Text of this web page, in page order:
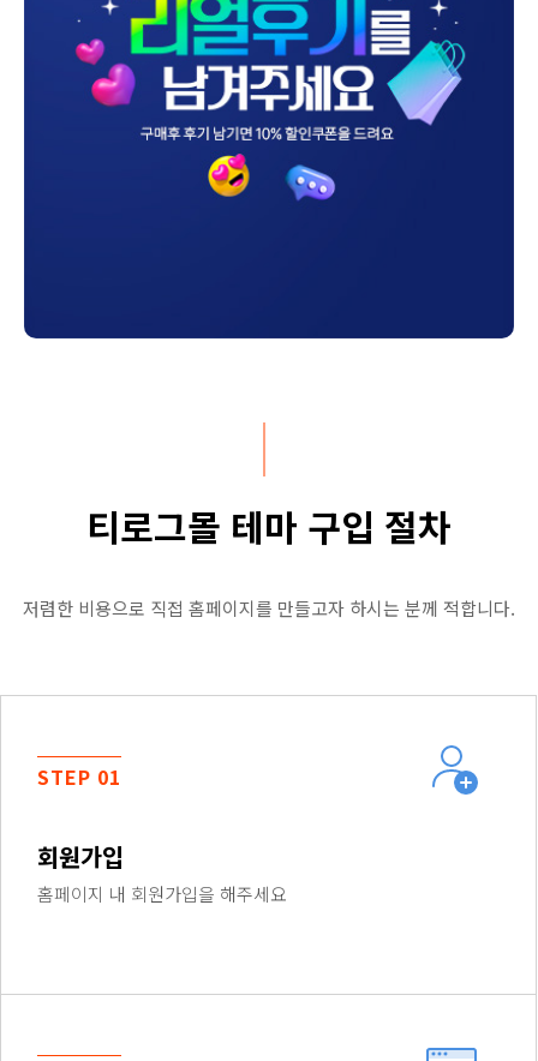
티로그몰 테마 구입 절차
저렴한 비용으로 직접 홈페이지를 만들고자 하시는 분께 적합니다.
STEP 01
회원가입
홈페이지 내 회원가입을 해주세요